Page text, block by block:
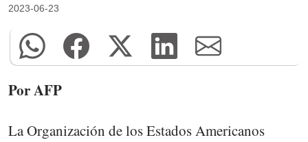
2023-06-23
Por AFP
La Organización de los Estados Americanos